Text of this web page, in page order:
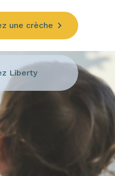
une crèche
Liberty